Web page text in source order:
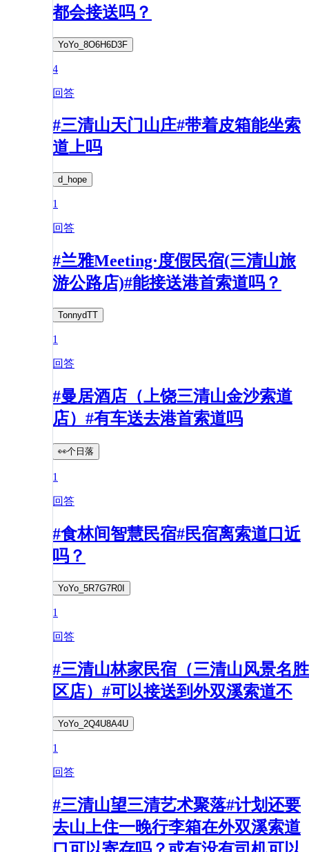
都会接送吗？
YoYo_8O6H6D3F
4
回答
#三清山天门山庄#带着皮箱能坐索
道上吗
d_hope
1
回答
#兰雅Meeting·度假民宿(三清山旅
游公路店)#能接送港首索道吗？
TonnydTT
1
回答
#曼居酒店（上饶三清山金沙索道
店）#有车送去港首索道吗
👀个日落
1
回答
#食林间智慧民宿#民宿离索道口近
吗？
YoYo_5R7G7R0I
1
回答
#三清山林家民宿（三清山风景名胜
区店）#可以接送到外双溪索道不
YoYo_2Q4U8A4U
1
回答
#三清山望三清艺术聚落#计划还要
去山上住一晚行李箱在外双溪索道